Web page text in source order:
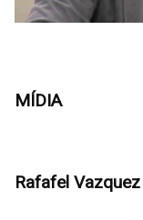
MÍDIA
Rafafel